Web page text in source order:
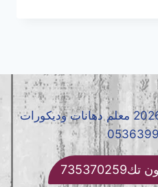
جميع الحقوق محفوظة © 2026 معلم دهانات وديكورات